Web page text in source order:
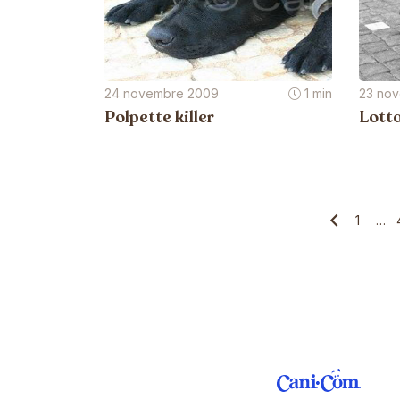
24 novembre 2009 1 min
Polpette killer
23
1 …